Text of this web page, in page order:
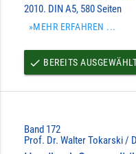
2010. DIN A5, 580 Seiten
»MEHR ERFAHREN ...
done BEREITS
Band 172
Prof. Dr. Walter Tokarski /